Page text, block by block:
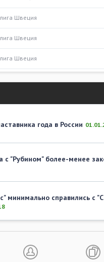
Швеция
Швеция
Швеция
года в России
с "Рубином" более-менее
минимально справились с